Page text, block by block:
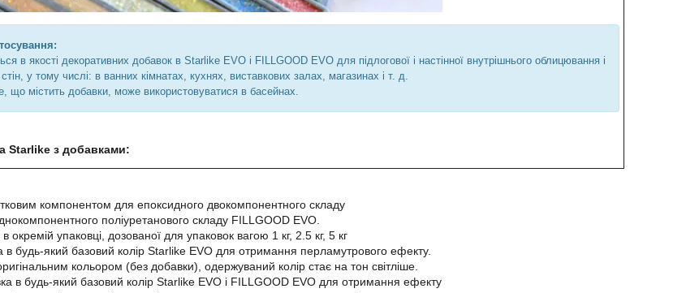
в якості декоративних добавок в Starlike EVO і FILLGOOD EVO для підлогової і настінної внутрішнього облицювання і
у тому числі: в ванних кімнатах, кухнях, виставкових залах, магазинах і т. д.
що містить добавки, може використовуватися в басейнах.
Starlike з добавками:
компонентом для епоксидного двокомпонентного складу
поліуретанового складу FILLGOOD EVO.
окремій упаковці, дозованої для упаковок вагою 1 кг, 2.5 кг, 5 кг
в будь-який базовий колір Starlike EVO для отримання перламутрового ефекту.
кольором (без добавки), одержуваний колір стає на тон світліше.
в будь-який базовий колір Starlike EVO і FILLGOOD EVO для отримання ефекту